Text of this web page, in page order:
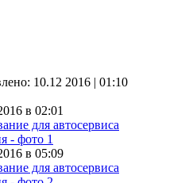
10.12 2016 | 01:10
в 02:01
в 05:09